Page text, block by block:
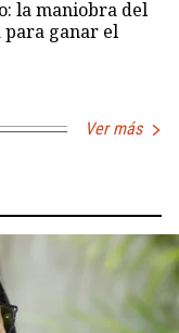
la maniobra del
para ganar el
Ver más